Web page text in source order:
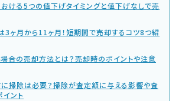
ける5つの値下げタイミングと値下げなしで売
ヶ月から11ヶ月！短期間で売却するコツ8つ紹
合の売却方法とは？売却時のポイントや注意
掃除は必要？掃除が査定額に与える影響や査
ント